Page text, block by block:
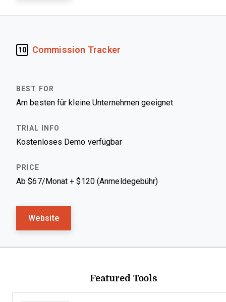
10 Commission Tracker
Am besten für kleine Unternehmen geeignet
Kostenloses Demo verfügbar
Ab $67/Monat + $120 (Anmeldegebühr)
Website
Featured Tools